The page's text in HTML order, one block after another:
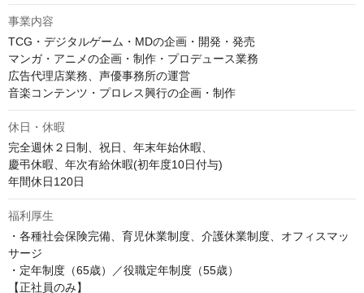
事業内容
TCG・デジタルゲーム・MDの企画・開発・発売
マンガ・アニメの企画・制作・プロデュース業務
広告代理店業務、声優事務所の運営
音楽コンテンツ・プロレス興行の企画・制作
休日・休暇
完全週休２日制、祝日、年末年始休暇、
慶弔休暇、年次有給休暇(初年度10日付与)
福利厚生
・各種社会保険完備、育児休業制度、介護休業制度、オフィスマッ
サージ
・定年制度（65歳）／役職定年制度（55歳）
【正社員のみ】